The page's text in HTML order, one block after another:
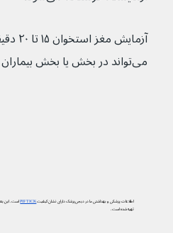
می‌تواند در بخش یا بخش بیماران سرپایی انجام شود.
اطلاعات پزشکی و بهداشتی ما در دیجی‌پزشک دارای نشان کیفیتPIF TICKاست. این
تهیه شده است.